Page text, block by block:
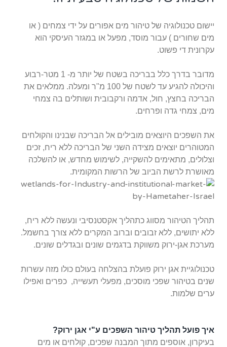
יישום טכנולוגיה של טיהור מים אפורים על ידי צמחים ( או
מים שחורים ) עבור מוסד, מפעל או במגזר העיסקי הוא
עקרונית די פשוט.
מדובר בדרך כלל בבריכה בשטח של יותר מ- 1 מטר-רבוע
והיכולה להגיע עד לשטח של 100 מ"ר ומעלה. ממלאים את
הבריכה בחצץ, חול, אדמה ורקבובית ושותלים בה צמחי
מים, צמחי גדה ופרחים.
את השפכים היוצאים מובילים אל הבריכה שבנינו והקולחים
המטוהרים יוצאים מצידה השני של הבריכה ללא ריח, זכים
וצלולים, מתאימים להשקייה, לשימוש מחדש, או להשלכה
מאושרת לרשת הביוב של הרשות המקומית.
תהליך הטיהור מסווג כתהליך אקסטנסיבי ונעשה ללא ריח,
ללא יתושים, ללא זבובים וברוב המקרים ללא צורך בחשמל.
מערכת אגן-ירוק משווקת בדגמים שונים ובגדלים שונים.
טכנולוגיית אגן ירוק פועלת בהצלחה בעולם כולו מזה עשרות
שנים בטיהור שפכי מוסכים, מפעלי תעשייה, כפרים ואפילו
ערים שלמות.
איך פועל תהליך טיהור השפכים ע"י אגן ירוק?
בעיקרון, אוספים מתוך המבנה שפכים, קולחים או מים